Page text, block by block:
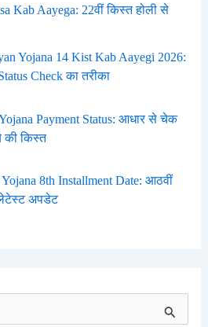
Kab Aayega: 22वीं किस्त होली से
Yojana 14 Kist Kab Aayegi 2026:
Check का तरीका
Payment Status: आधार से चेक
की किस्त
8th Installment Date: आठवीं
अपडेट